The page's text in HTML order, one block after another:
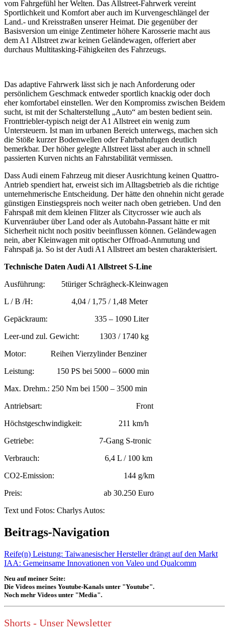
vom Fahrgefühl her Welten. Das Allstreet-Fahrwerk vereint
Sportlichkeit und Komfort aber auch im Kurvengeschlängel der
Land.- und Kreisstraßen unserer Heimat. Die gegenüber der
Basisversion um einige Zentimeter höhere Karosserie macht aus
dem A1 Allstreet zwar keinen Geländewagen, offeriert aber
durchaus Multitasking-Fähigkeiten des Fahrzeugs.
Das adaptive Fahrwerk lässt sich je nach Anforderung oder
persönlichem Geschmack entweder sportlich knackig oder doch
eher komfortabel einstellen. Wer den Kompromiss zwischen Beidem
sucht, ist mit der Schalterstellung „Auto“ am besten bedient sein.
Fronttriebler-typisch neigt der A1 Allstreet ein wenig zum
Untersteuern. Ist man im urbanen Bereich unterwegs, machen sich
die Stöße kurzer Bodenwellen oder Fahrbahnfugen deutlich
bemerkbar. Der höher gelegte Allstreet lässt aber auch in schnell
passierten Kurven nichts an Fahrstabilität vermissen.
Dass Audi einem Fahrzeug mit dieser Ausrichtung keinen Quattro-
Antrieb spendiert hat, erweist sich im Alltagsbetrieb als die richtige
unternehmerische Entscheidung. Der hätte den ohnehin nicht gerade
günstigen Einstiegspreis noch weiter nach oben getrieben. Und den
Fahrspaß mit dem kleinen Flitzer als Citycrosser wie auch als
Kurvenräuber über Land oder als Autobahn-Passant hätte er mit
Sicherheit nicht noch positiv beeinflussen können. Geländewagen
nein, aber Kleinwagen mit optischer Offroad-Anmutung und
Fahrspaß ja. So ist der Audi A1 Allstreet am besten charakterisiert.
Technische Daten Audi A1 Allstreet S-Line
Ausführung: 5türiger Schrägheck-Kleinwagen
L / B /H: 4,04 / 1,75 / 1,48 Meter
Gepäckraum: 335 – 1090 Liter
Leer-und zul. Gewicht: 1303 / 1740 kg
Motor: Reihen Vierzylinder Benziner
Leistung: 150 PS bei 5000 – 6000 min
Max. Drehm.: 250 Nm bei 1500 – 3500 min
Antriebsart: Front
Höchstgeschwindigkeit: 211 km/h
Getriebe: 7-Gang S-tronic
Verbrauch: 6,4 L / 100 km
CO2-Emission: 144 g/km
Preis: ab 30.250 Euro
Text und Fotos: Charlys Autos:
Beitrags-Navigation
Reife(n) Leistung: Taiwanesischer Hersteller drängt auf den Markt
IAA: Gemeinsame Innovationen von Valeo und Qualcomm
Neu auf meiner Seite:
Die Videos meines Youtube-Kanals unter "Youtube".
Noch mehr Videos unter "Media".
Shorts - Unser Newsletter